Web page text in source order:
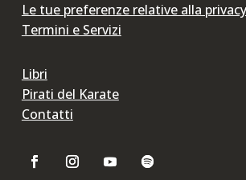
Le tue preferenze relative alla privacy
Termini e Servizi
Libri
Pirati del Karate
Contatti